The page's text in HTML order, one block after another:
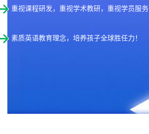
重视课程研发，重视学术教研，重视学员服务
素质英语教育理念，培养孩子全球胜任力！